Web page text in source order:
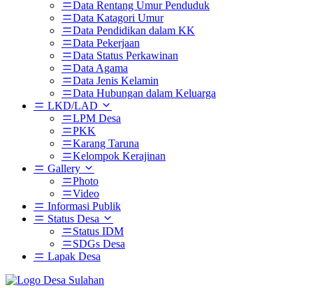
Data Rentang Umur Penduduk
Data Katagori Umur
Data Pendidikan dalam KK
Data Pekerjaan
Data Status Perkawinan
Data Agama
Data Jenis Kelamin
Data Hubungan dalam Keluarga
LKD/LAD
LPM Desa
PKK
Karang Taruna
Kelompok Kerajinan
Gallery
Photo
Video
Informasi Publik
Status Desa
Status IDM
SDGs Desa
Lapak Desa